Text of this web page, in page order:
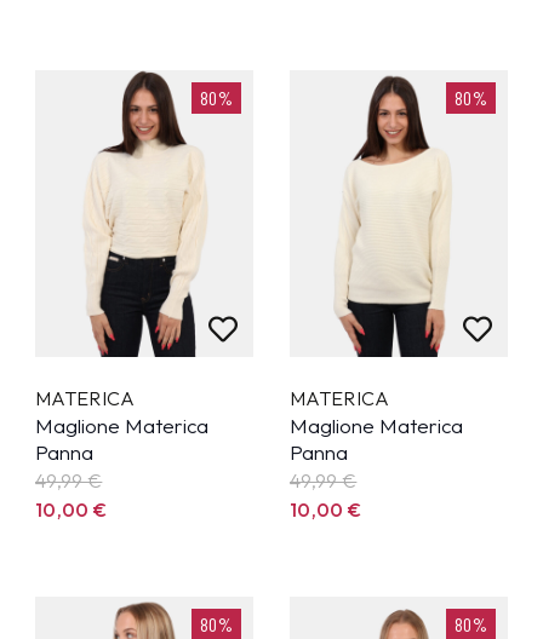
80%
MATERICA
Maglione Materica
Panna
49,99€
10,00€
80%
MATERICA
Maglione Materica
Panna
49,99€
10,00€
80% 80%